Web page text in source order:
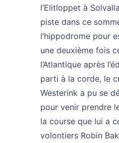
l’Elitloppet à
piste dans ce
l’hippodrome pour
une deuxième fois
l’Atlantique après
parti à la corde, le
Westerink a pu se
pour venir prendre
la course que lui a
volontiers Robin